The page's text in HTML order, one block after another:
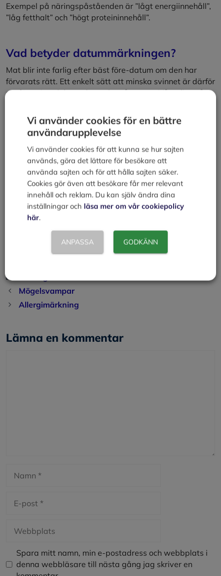
Exempel på näringspåståenden är ”lågt energiinnehåll”,
”låg fetthalt” och ”högt proteininnehåll”.
Vad betyder datummärkningen?
Mat blir inte farlig efter bäst före-datum om den har
förvarats rätt. Ett enkelt sätt att minska svinnet är därför
att först titta, lukta och smaka på maten. Våga lita på
Hur mycket finns i förpackningen?
På färdigförpackade livsmedel ska finnas en uppgift om
nettokvantitet. Livsmedel ska märkas med den
vikt/volym det hade vid förpackningstillfället. Vikten av
själva förpackningen, av etiketter och liknande får inte
räknas med.
Mögelsvampar
Allergimärkning
Lämna en kommentar
post
Spara mitt namn, min e-postadress och webbplats i
denna webbläsare till nästa gång jag skriver en
Vi använder cookies för en bättre
användarupplevelse
Vi använder cookies för att kunna se hur sajten
används, göra det lättare för besökare att
använda sajten och för att hålla sajten säker.
Cookies gör även att besökare får mer relevant
innehåll och reklam. Du kan själv ändra dina
inställningar och läsa mer om vår cookiepolicy
här.
ANPASSA GODKÄNN